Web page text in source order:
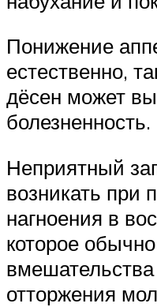
Понижение
естественно,
дёсен может
болезненность.
Неприятный
возникать при
нагноения в
которое
отторжения